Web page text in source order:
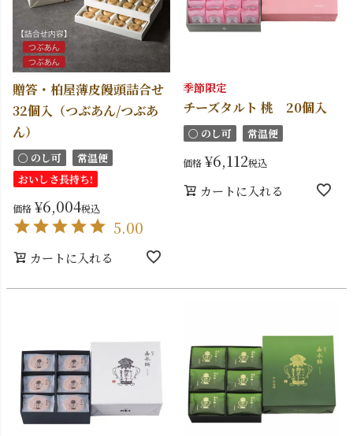
贈答・柏屋薄皮饅頭詰合せ
32個入（つぶあん/つぶあ
ん）
〇 のし可
常温便
おいしさ長持ち!
価格 ¥6,004税込
5.00
カートに入れる
季節限定
チーズタルト 桃 20個入
〇 のし可 常温便
価格 ¥6,112税込
カートに入れる